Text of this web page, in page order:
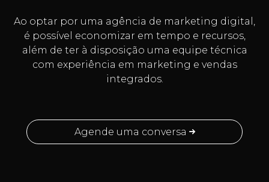
Ao optar por uma agência de marketing digital,
é possível economizar em tempo e recursos,
além de ter à disposição uma equipe técnica
com experiência em marketing e vendas
integrados.
Agende uma conversa